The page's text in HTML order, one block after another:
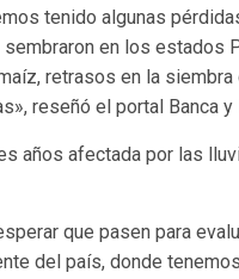
tenido algunas
sembraron en los estados
retrasos en la siembra
reseñó el portal Banca y
años afectada por las
que pasen para
del país, donde